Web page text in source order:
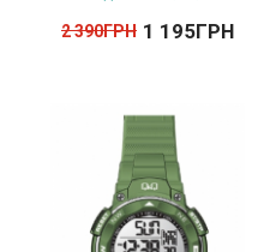
2 390ГРН 1 195ГРН